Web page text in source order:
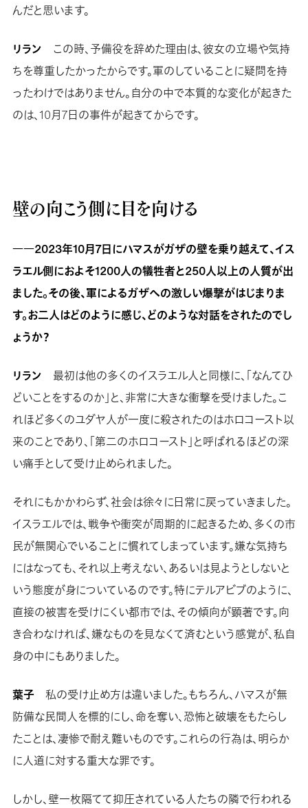
んだと思います。
リラン この時、予備役を辞めた理由は、彼女の立場や気持
ちを尊重したかったからです。軍のしていることに疑問を持
ったわけではありません。自分の中で本質的な変化が起きた
のは、10月7日の事件が起きてからです。
壁の向こう側に目を向ける
――2023年10月7日にハマスがガザの壁を乗り越えて、イス
ラエル側におよそ1200人の犠牲者と250人以上の人質が出
ました。その後、軍によるガザへの激しい爆撃がはじまりま
す。お二人はどのように感じ、どのような対話をされたのでし
ょうか？
リラン 最初は他の多くのイスラエル人と同様に、「なんてひ
どいことをするのか」と、非常に大きな衝撃を受けました。こ
れほど多くのユダヤ人が一度に殺されたのはホロコースト以
来のことであり、「第二のホロコースト」と呼ばれるほどの深
い痛手として受け止められました。
それにもかかわらず、社会は徐々に日常に戻っていきました。
イスラエルでは、戦争や衝突が周期的に起きるため、多くの市
民が無関心でいることに慣れてしまっています。嫌な気持ち
にはなっても、それ以上考えない、あるいは見ようとしないと
いう態度が身についているのです。特にテルアビブのように、
直接の被害を受けにくい都市では、その傾向が顕著です。向
き合わなければ、嫌なものを見なくて済むという感覚が、私自
身の中にもありました。
葉子 私の受け止め方は違いました。もちろん、ハマスが無
防備な民間人を標的にし、命を奪い、恐怖と破壊をもたらし
たことは、凄惨で耐え難いものです。これらの行為は、明らか
に人道に対する重大な罪です。
しかし、壁一枚隔てて抑圧されている人たちの隣で行われる